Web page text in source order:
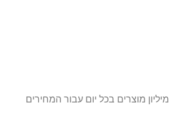
אנו בודקים יותר מ-250 מיליון מוצרים בכל יום עבור המחירים